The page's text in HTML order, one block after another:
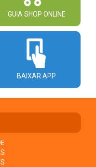
GUIA SHOP ONLINE
BAIXAR APP